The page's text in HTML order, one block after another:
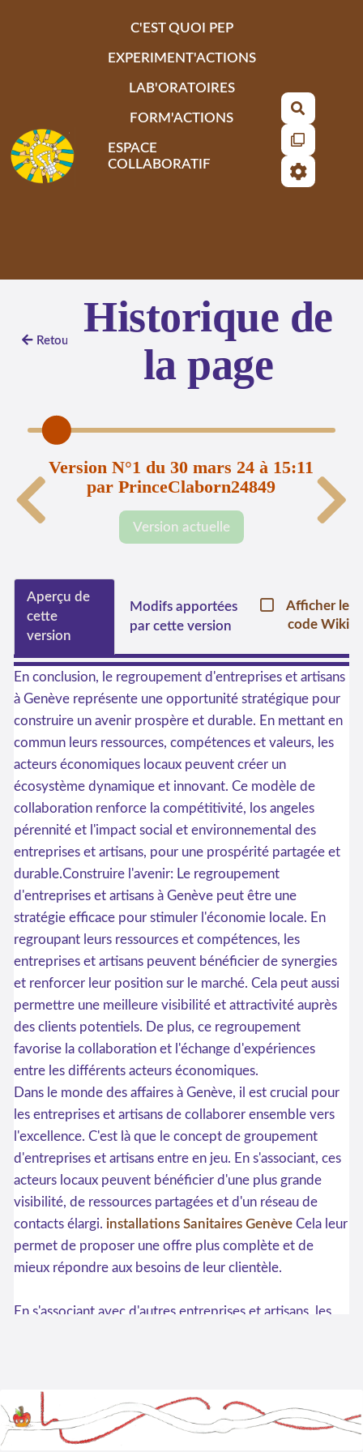
C'EST QUOI PEP
EXPERIMENT'ACTIONS
LAB'ORATOIRES
FORM'ACTIONS
ESPACE
COLLABORATIF
Retour
Historique de
la page
Version N°1 du 30 mars 24 à 15:11
par PrinceClaborn24849
Version actuelle
Aperçu de
cette
version
Modifs apportées
par cette version
Afficher le
code Wiki